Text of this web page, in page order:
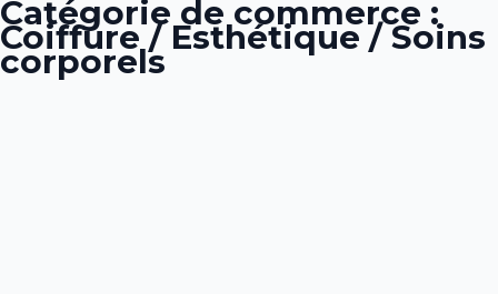
Catégorie de commerce :
Coiffure / Esthétique / Soins
corporels